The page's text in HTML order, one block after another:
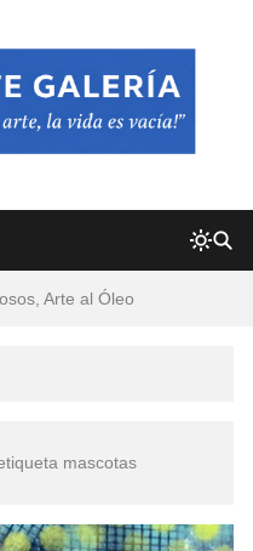
Arte al Óleo
del 14 de Febrero
mascotas